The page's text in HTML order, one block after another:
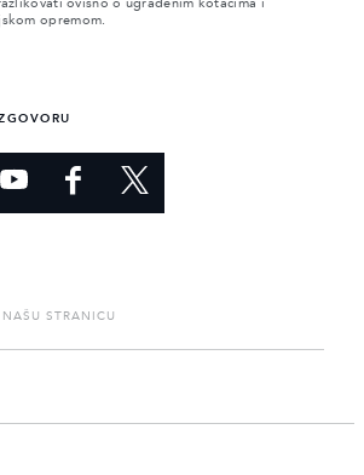
ovisno o ugrađenim kotačima i
opremom.